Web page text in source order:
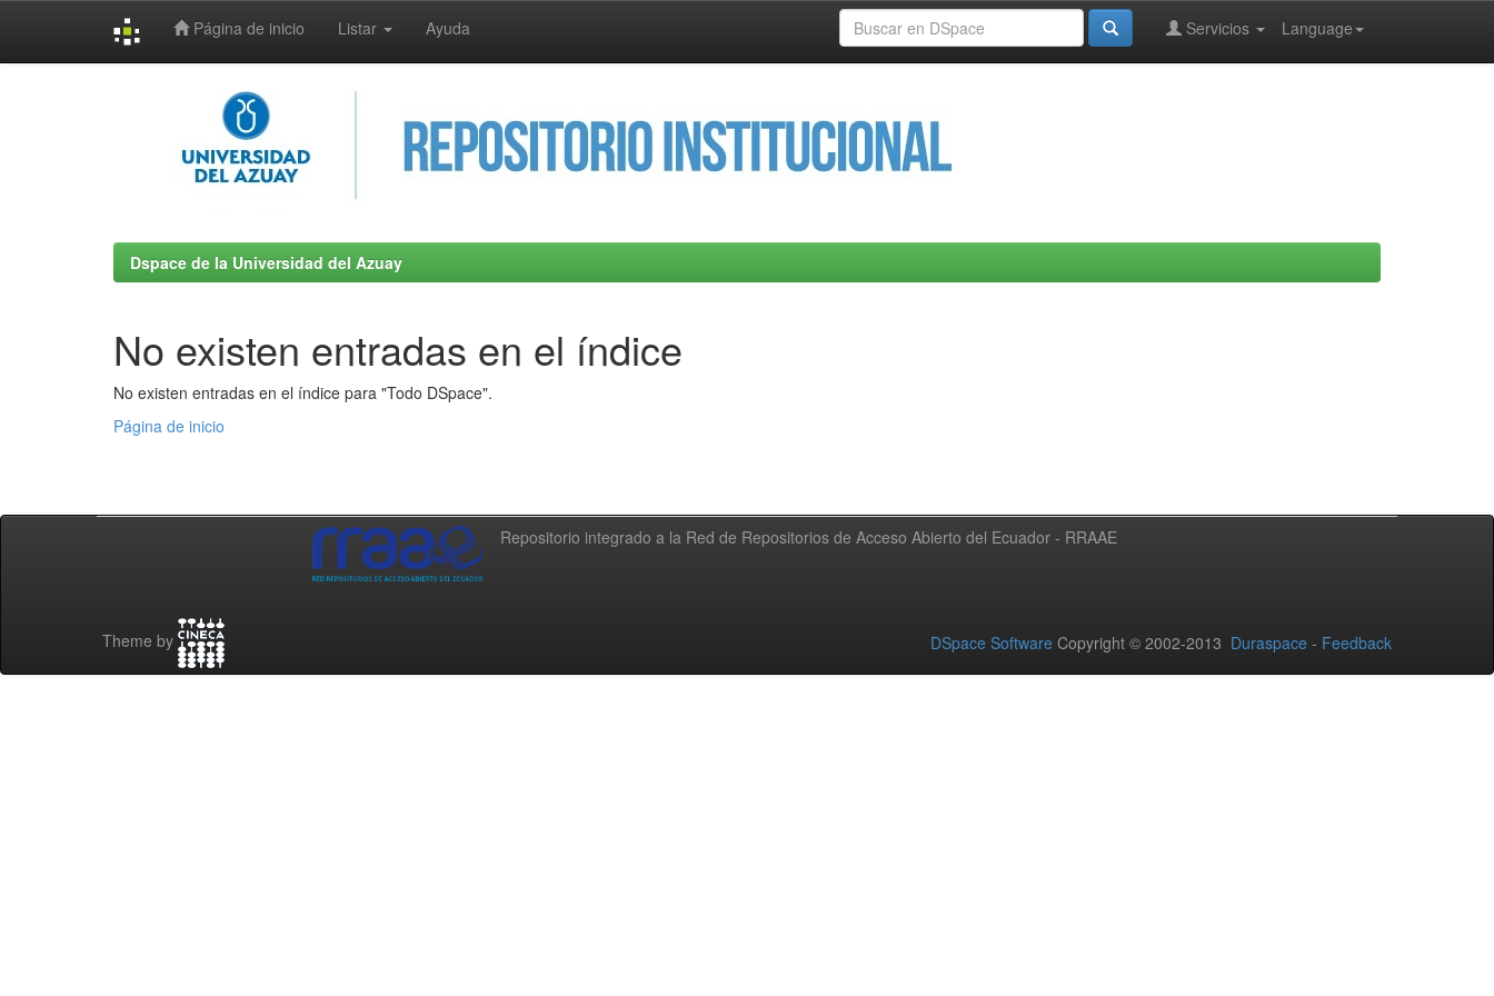
Página de inicio Listar Ayuda Language
Servicios
Dspace de la Universidad del Azuay
No existen entradas en el índice
No existen entradas en el índice para "Todo DSpace".
Página de inicio
Repositorio integrado a la Red de Repositorios de Acceso Abierto del Ecuador - RRAAE
Theme by DSpace Software Copyright © 2002-2013 Duraspace - Feedback